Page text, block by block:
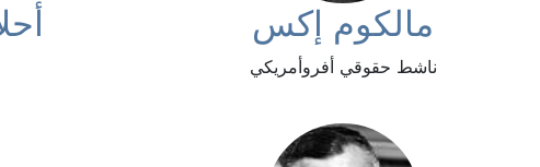
مالكوم إكس
ناشط حقوقي أفروأمريكي